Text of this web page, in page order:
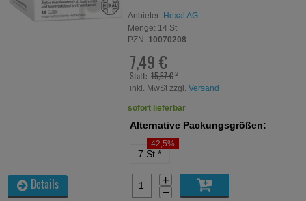
Anbieter: Hexal AG
Menge: 14 St
PZN: 10070208
7,49 €
Statt: 15,57 €²
inkl. MwSt zzgl.Versand
sofort lieferbar
Alternative Packungsgrößen:
7 St*
42,5%
+
−
Details